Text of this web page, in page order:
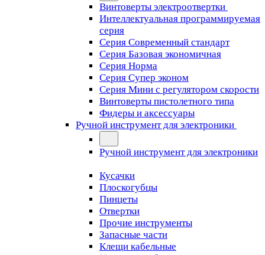
Винтоверты электроотвертки
Интеллектуальная программируемая
серия
Серия Современный стандарт
Серия Базовая экономичная
Серия Норма
Серия Cупер эконом
Серия Мини с регулятором скорости
Винтоверты пистолетного типа
Фидеры и аксессуары
Ручной инструмент для электроники
Ручной инструмент для электроники
Кусачки
Плоскогубцы
Пинцеты
Отвертки
Прочие инструменты
Запасные части
Клещи кабельные